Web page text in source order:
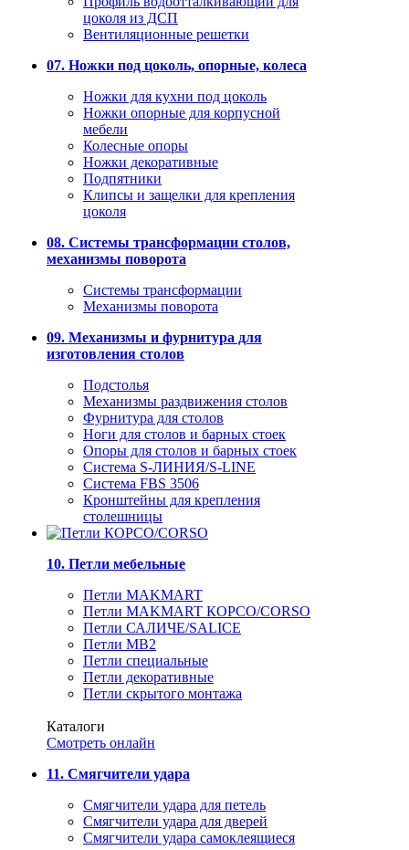
цоколя из ДСП
Вентиляционные решетки
07. Ножки под цоколь, опорные, колеса
Ножки для кухни под цоколь
Ножки опорные для корпусной
мебели
Колесные опоры
Ножки декоративные
Подпятники
Клипсы и защелки для крепления
цоколя
08. Системы трансформации столов,
механизмы поворота
Системы трансформации
Механизмы поворота
09. Механизмы и фурнитура для
изготовления столов
Подстолья
Механизмы раздвижения столов
Фурнитура для столов
Ноги для столов и барных стоек
Опоры для столов и барных стоек
Система S-ЛИНИЯ/S-LINE
Система FBS 3506
Кронштейны для крепления
столешницы
10. Петли мебельные
Петли MAKMART
Петли MAKMART КОРСО/CORSO
Петли САЛИЧЕ/SALICE
Петли MB2
Петли специальные
Петли декоративные
Петли скрытого монтажа
Каталоги
Смотреть онлайн
11. Смягчители удара
Смягчители удара для петель
Смягчители удара для дверей
Cмягчители удара самоклеящиеся